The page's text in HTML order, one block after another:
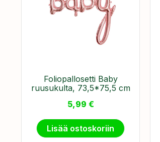
Foliopallosetti Baby
ruusukulta, 73,5*75,5 cm
5,99 €
Lisää ostoskoriin